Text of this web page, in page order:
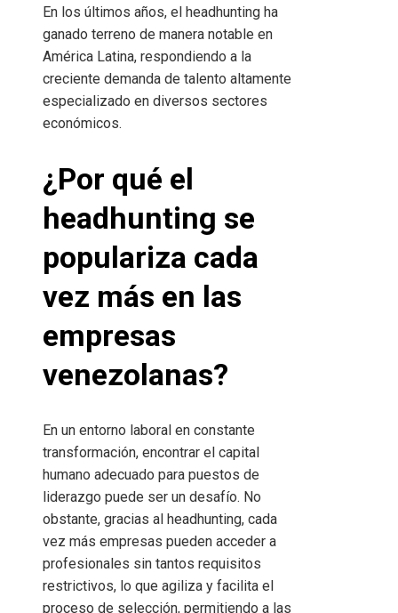
En los últimos años, el headhunting ha
ganado terreno de manera notable en
América Latina, respondiendo a la
creciente demanda de talento altamente
especializado en diversos sectores
económicos.
¿Por qué el
headhunting se
populariza cada
vez más en las
empresas
venezolanas?
En un entorno laboral en constante
transformación, encontrar el capital
humano adecuado para puestos de
liderazgo puede ser un desafío. No
obstante, gracias al headhunting, cada
vez más empresas pueden acceder a
profesionales sin tantos requisitos
restrictivos, lo que agiliza y facilita el
proceso de selección, permitiendo a las